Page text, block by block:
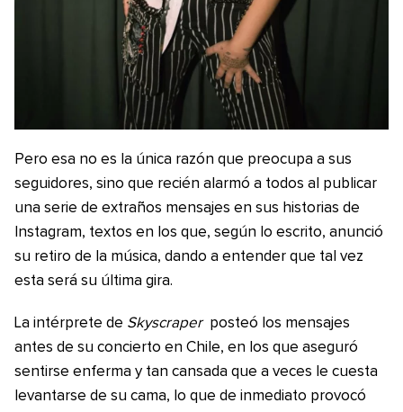
Pero esa no es la única razón que preocupa a sus
seguidores, sino que recién alarmó a todos al publicar
una serie de extraños mensajes en sus historias de
Instagram, textos en los que, según lo escrito, anunció
su retiro de la música, dando a entender que tal vez
esta será su última gira.
La intérprete de Skyscraper posteó los mensajes
antes de su concierto en Chile, en los que aseguró
sentirse enferma y tan cansada que a veces le cuesta
levantarse de su cama, lo que de inmediato provocó